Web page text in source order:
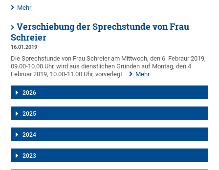
Mehr
Verschiebung der Sprechstunde von Frau
Schreier
16.01.2019
Die Sprechstunde von Frau Schreier am Mittwoch, den 6. Febraur 2019,
09.00-10.00 Uhr, wird aus dienstlichen Gründen auf Montag, den 4.
Februar 2019, 10.00-11.00 Uhr, vorverlegt.
Mehr
2026
2025
2024
2023